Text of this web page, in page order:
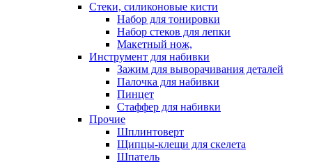
Стеки, силиконовые кисти
Набор для тонировки
Набор стеков для лепки
Макетный нож,
Инструмент для набивки
Зажим для выворачивания деталей
Палочка для набивки
Пинцет
Стаффер для набивки
Прочие
Шплинтоверт
Щипцы-клещи для скелета
Шпатель